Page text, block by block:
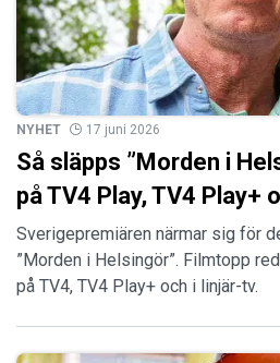
NYHET 17 juni 2026
Så släpps ”Morden i
på TV4 Play, TV4 Play+
Sverigepremiären närmar sig för
”Morden i Helsingör”. Filmtopp
på TV4, TV4 Play+ och i linjär-tv.